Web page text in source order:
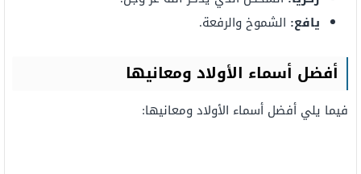
يافع: الشموخ والرفعة.
أفضل أسماء الأولاد ومعانيها
فيما يلي أفضل أسماء الأولاد ومعانيها: